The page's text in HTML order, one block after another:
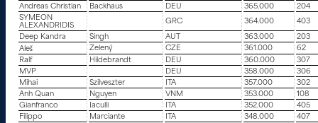
Andreas Christian
Backhaus DEU 365.000
204
SYMEON
ALEXANDRIDIS
GRC 364.000
403
Deep Kandra
Singh AUT 363.000
203
Aleš
Zelený CZE 361.000
62
Ralf
Hildebrandt DEU 360.000
307
MVP
DEU 358.000
306
Mihai
Szilveszter ITA 357.000
302
Anh Quan
Nguyen VNM 353.000
108
Gianfranco
Iaculli ITA 352.000
405
Filippo
Marciante ITA 348.000
407